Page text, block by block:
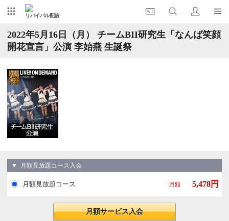
リバイバル配信
2022年5月16日（月） チームBII研究生「なんば笑顔
開花宣言」公演 李始燕 生誕祭
▼ 月額見放題コース入会
月額見放題コース 月額 5,478円
月額サービス入会